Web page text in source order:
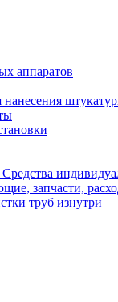
аппаратов
Средства
запчасти,
труб изнутри